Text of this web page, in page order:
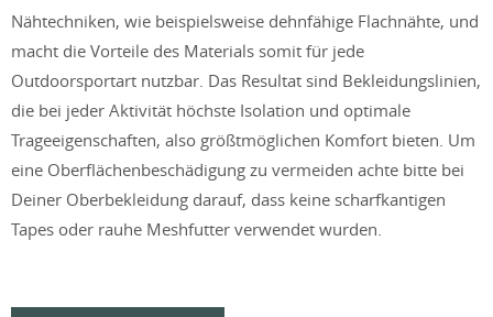
Nähtechniken, wie beispielsweise dehnfähige Flachnähte, und
macht die Vorteile des Materials somit für jede
Outdoorsportart nutzbar. Das Resultat sind Bekleidungslinien,
die bei jeder Aktivität höchste Isolation und optimale
Trageeigenschaften, also größtmöglichen Komfort bieten. Um
eine Oberflächenbeschädigung zu vermeiden achte bitte bei
Deiner Oberbekleidung darauf, dass keine scharfkantigen
Tapes oder rauhe Meshfutter verwendet wurden.